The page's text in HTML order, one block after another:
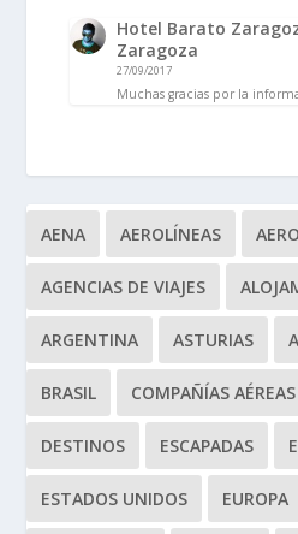
Hotel Barato
Zaragoza
27/09/2017
Muchas gracias por la
AENA AEROLÍNEAS
AGENCIAS DE VIAJES
ARGENTINA ASTURIAS
BRASIL COMPAÑÍAS AÉREAS
DESTINOS ESCAPADAS
ESTADOS UNIDOS EUROPA